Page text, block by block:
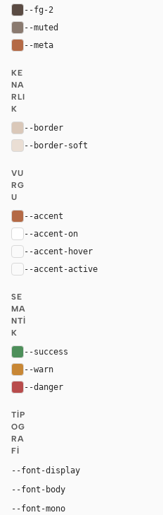
--fg-2
--muted
--meta
KE
NA
RLI
K
--border
--border-soft
VU
RG
U
--accent
--accent-on
--accent-hover
--accent-active
SE
MA
NTI
K
--success
--warn
--danger
TIP
OG
RA
FI
--font-display
--font-body
--font-mono